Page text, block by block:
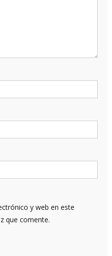
y web en este
que comente.